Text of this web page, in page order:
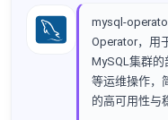
mysql-
Operator，用
MySQL集群
等运维操作，
的高可用性与